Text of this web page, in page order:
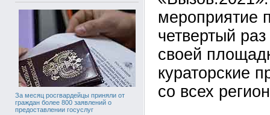
За месяц росгвардейцы приняли от
граждан более 800 заявлений о
предоставлении госуслуг
мероприятие
четвертый
своей
кураторские
со всех